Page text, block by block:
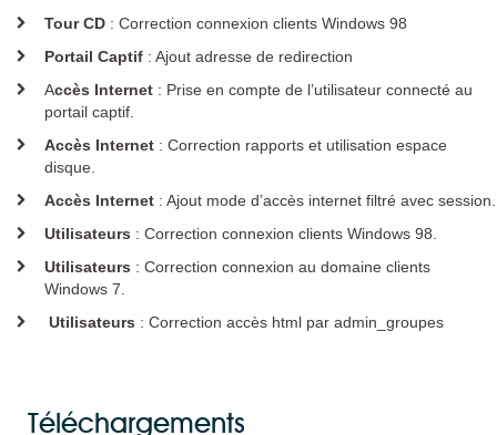
PROTEKT BOX
Solution de supervision
K-ONSOLE
Documentation
Matériel supporté
Mises à jour
Mises à jour à distance
Notice d'utilisation
Tour CD : Correction connexion clients Windows 98
Portail Captif : Ajout adresse de redirection
Accès Internet : Prise en compte de l’utilisateur connecté au
portail captif.
Accès Internet : Correction rapports et utilisation espace
disque.
Accès Internet : Ajout mode d’accès internet filtré avec session.
Utilisateurs : Correction connexion clients Windows 98.
Utilisateurs : Correction connexion au domaine clients
Windows 7.
Utilisateurs : Correction accès html par admin_groupes
Téléchargements